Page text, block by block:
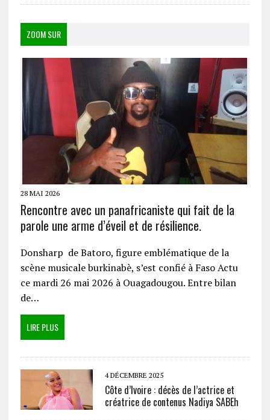
ZOOM SUR
28 MAI 2026
Rencontre avec un panafricaniste qui fait de la
parole une arme d’éveil et de résilience.
Donsharp de Batoro, figure emblématique de la
scène musicale burkinabè, s’est confié à Faso Actu
ce mardi 26 mai 2026 à Ouagadougou. Entre bilan
de…
LIRE PLUS
4 DÉCEMBRE 2025
Côte d’Ivoire : décès de l’actrice et
créatrice de contenus Nadiya SABEh